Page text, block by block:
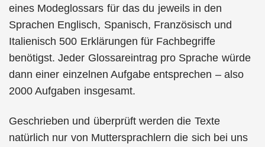
eines Modeglossars für das du jeweils in den
Sprachen Englisch, Spanisch, Französisch und
Italienisch 500 Erklärungen für Fachbegriffe
benötigst. Jeder Glossareintrag pro Sprache würde
dann einer einzelnen Aufgabe entsprechen – also
2000 Aufgaben insgesamt.
Geschrieben und überprüft werden die Texte
natürlich nur von Muttersprachlern die sich bei uns